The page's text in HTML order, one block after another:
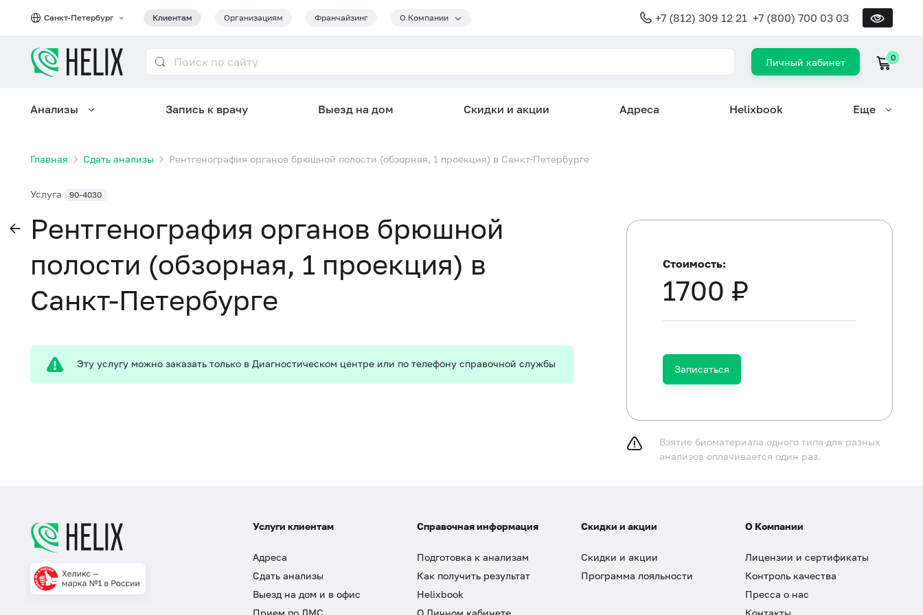
Санкт-Петербург Клиентам Организациям Франчайзинг О Компании +7 (812) 309 12 21 +7 (800) 700 03 03
Личный кабинет 0
Анализы Запись к врачу Выезд на дом Скидки и акции Адреса Helixbook Еще
Главная Сдать анализы Рентгенография органов брюшной полости (обзорная, 1 проекция) в Санкт-Петербурге
Услуга 90-4030
Рентгенография органов брюшной
полости (обзорная, 1 проекция) в
Санкт-Петербурге
Эту услугу можно заказать только в Диагностическом центре или по телефону справочной службы
Стоимость:
1700 ₽
Записаться
Взятие биоматериала одного типа для разных
анализов оплачивается один раз.
Услуги клиентам
Адреса
Сдать анализы
Выезд на дом и в офис
Прием по ДМС
Справочная информация
Подготовка к анализам
Как получить результат
Helixbook
О Личном кабинете
Скидки и акции
Скидки и акции
Программа лояльности
О Компании
Лицензии и сертификаты
Контроль качества
Пресса о нас
Контакты